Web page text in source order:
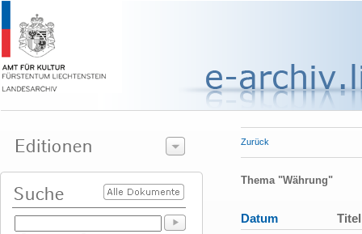
Zurück
Thema "Währung"
Datum Titel